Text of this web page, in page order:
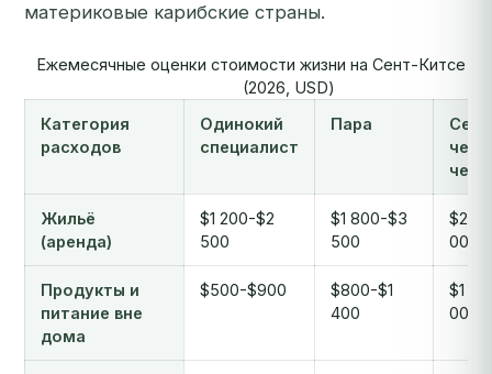
материковые карибские страны.
Ежемесячные оценки стоимости жизни на Сент-Китсе и
(2026, USD)
Категория
расходов
Одинокий
специалист
Пара
Жильё
(аренда)
$1 200-$2
500
$1 800-$3
500
$2
000
Продукты и
питание вне
дома
$500-$900
$800-$1
400
$1
000